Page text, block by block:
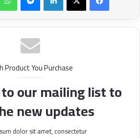
Product You Purchase
our mailing list to
new updates!
dolor sit amet, consectetur.